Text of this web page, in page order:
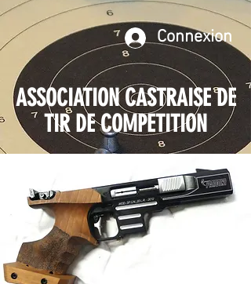
Connexion
ASSOCIATION CASTRAISE DE
TIR DE COMPETITION